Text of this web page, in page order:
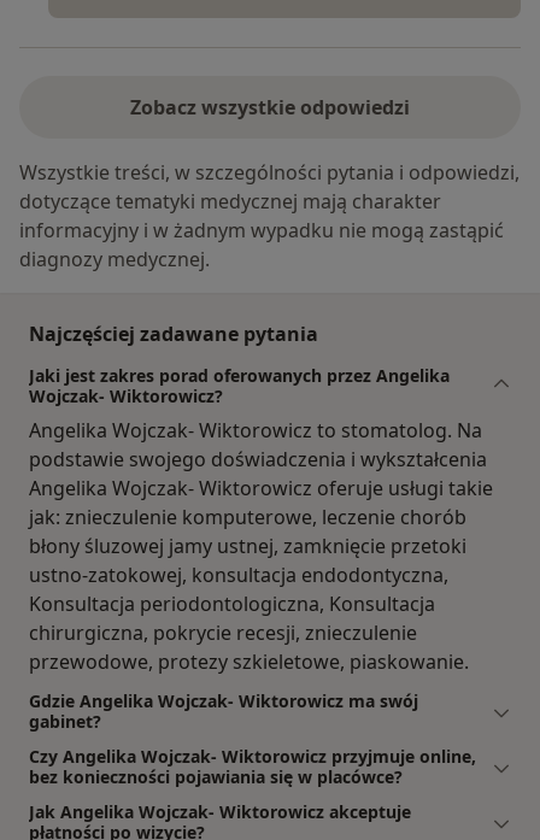
Zobacz wszystkie odpowiedzi
Wszystkie treści, w szczególności pytania i odpowiedzi,
dotyczące tematyki medycznej mają charakter
informacyjny i w żadnym wypadku nie mogą zastąpić
diagnozy medycznej.
Najczęściej zadawane pytania
Jaki jest zakres porad oferowanych przez Angelika
Wojczak- Wiktorowicz?
Angelika Wojczak- Wiktorowicz to stomatolog. Na
podstawie swojego doświadczenia i wykształcenia
Angelika Wojczak- Wiktorowicz oferuje usługi takie
jak: znieczulenie komputerowe, leczenie chorób
błony śluzowej jamy ustnej, zamknięcie przetoki
ustno-zatokowej, konsultacja endodontyczna,
Konsultacja periodontologiczna, Konsultacja
chirurgiczna, pokrycie recesji, znieczulenie
przewodowe, protezy szkieletowe, piaskowanie.
Gdzie Angelika Wojczak- Wiktorowicz ma swój
gabinet?
Czy Angelika Wojczak- Wiktorowicz przyjmuje online,
bez konieczności pojawiania się w placówce?
Jak Angelika Wojczak- Wiktorowicz akceptuje
płatności po wizycie?